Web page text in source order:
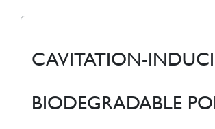
CAVITATION-
BIODEGRADABLE